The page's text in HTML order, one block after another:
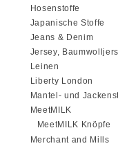
Hosenstoffe
Japanische Stoffe
Jeans & Denim
Jersey,
Leinen
Liberty London
Mantel- und
MeetMILK
MeetMILK Knöpfe
Merchant and Mills